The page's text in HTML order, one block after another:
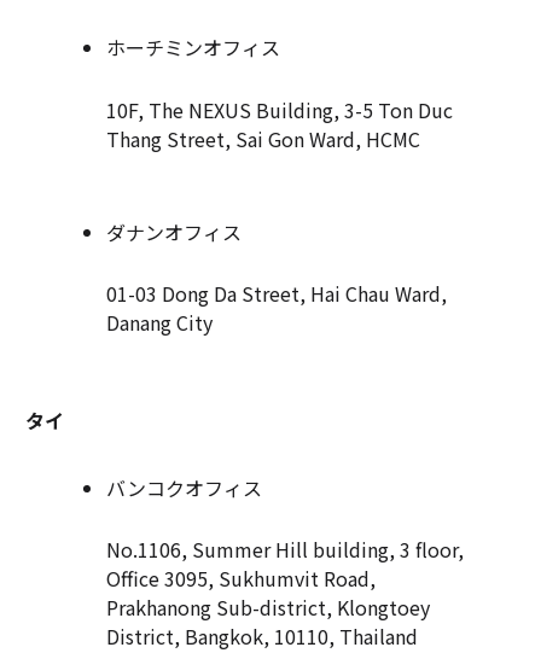
ホーチミンオフィス
10F, The NEXUS Building, 3-5 Ton Duc
Thang Street, Sai Gon Ward, HCMC
ダナンオフィス
01-03 Dong Da Street, Hai Chau Ward,
Danang City
タイ
バンコクオフィス
No.1106, Summer Hill building, 3 floor,
Office 3095, Sukhumvit Road,
Prakhanong Sub-district, Klongtoey
District, Bangkok, 10110, Thailand